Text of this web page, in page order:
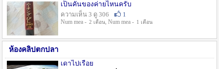
เป็นคันของค่ายไหนครับ
ความเห็น 3 ดู 306
1
Num mea - 2 เดือน, Num mea - 1 เดือน
ห้องคลิปตกปลา
เดาไปเรื่อย